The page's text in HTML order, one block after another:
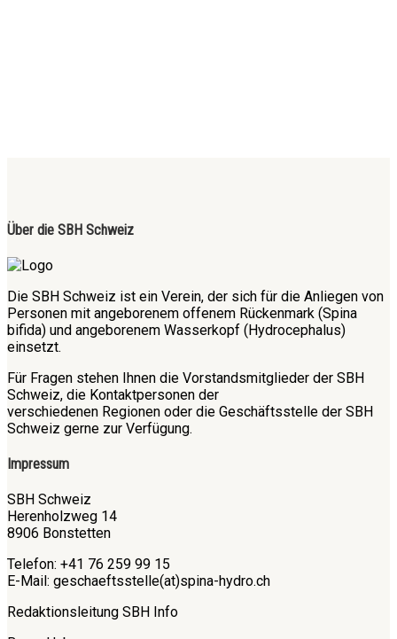
Über die SBH Schweiz
Die SBH Schweiz ist ein Verein, der sich für die Anliegen von
Personen mit angeborenem offenem Rückenmark (Spina
bifida) und angeborenem Wasserkopf (Hydrocephalus)
einsetzt.
Für Fragen stehen Ihnen die Vorstandsmitglieder der SBH
Schweiz, die Kontaktpersonen der
verschiedenen Regionen oder die Geschäftsstelle der SBH
Schweiz gerne zur Verfügung.
Impressum
SBH Schweiz
Herenholzweg 14
8906 Bonstetten
Telefon: +41 76 259 99 15
E-Mail: geschaeftsstelle(at)spina-hydro.ch
Redaktionsleitung SBH Info